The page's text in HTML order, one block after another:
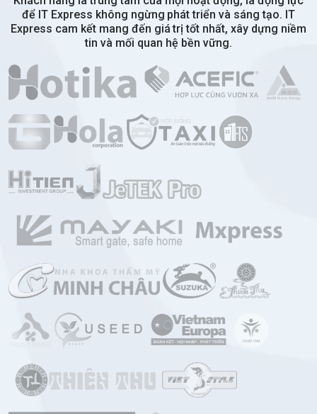
để IT Express không ngừng phát triển và sáng tạo. IT
Express cam kết mang đến giá trị tốt nhất, xây dựng niềm
tin và mối quan hệ bền vững.